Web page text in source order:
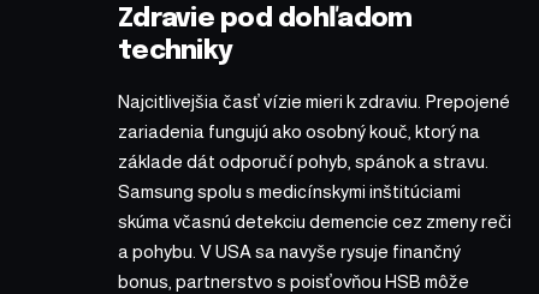
Zdravie pod dohľadom
techniky
Najcitlivejšia časť vízie mieri k zdraviu. Prepojené
zariadenia fungujú ako osobný kouč, ktorý na
základe dát odporučí pohyb, spánok a stravu.
Samsung spolu s medicínskymi inštitúciami
skúma včasnú detekciu demencie cez zmeny reči
a pohybu. V USA sa navyše rysuje finančný
bonus, partnerstvo s poisťovňou HSB môže